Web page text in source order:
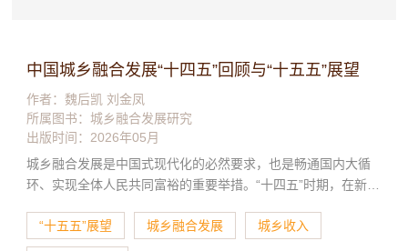
中国城乡融合发展“十四五”回顾与“十五五”展望
作者：魏后凯 刘金凤
所属图书： 城乡融合发展研究
出版时间：2026年05月
城乡融合发展是中国式现代化的必然要求，也是畅通国内大循
环、实现全体人民共同富裕的重要举措。“十四五”时期，在新型
的显著成效，但也面临诸多问题和难题亟待破解，如城乡居民
收入差距有待进一步缩小、城乡公共服务差距仍有深化空间、
“十五五”展望 城乡融合发展 城乡收入